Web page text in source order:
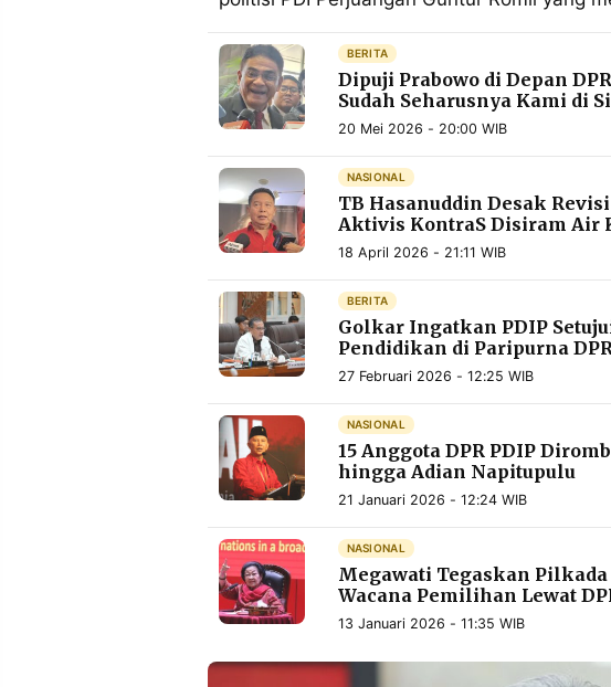
BERITA
Dipuji Prabowo di Depan
Sudah Seharusnya Kami di
20 Mei 2026 - 20:00 WIB
NASIONAL
TB Hasanuddin Desak
Aktivis KontraS Disiram Air
18 April 2026 - 21:11 WIB
BERITA
Golkar Ingatkan PDIP
Pendidikan di Paripurna DPR
27 Februari 2026 - 12:25 WIB
NASIONAL
15 Anggota DPR PDIP
hingga Adian Napitupulu
21 Januari 2026 - 12:24 WIB
NASIONAL
Megawati Tegaskan
Wacana Pemilihan Lewat
13 Januari 2026 - 11:35 WIB